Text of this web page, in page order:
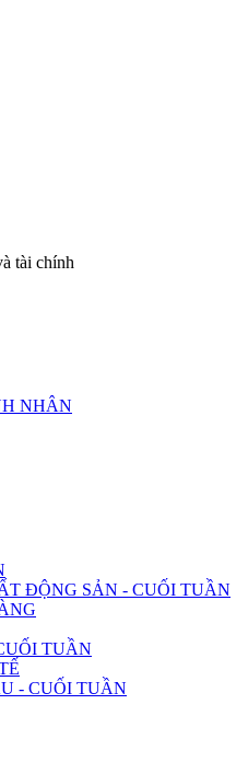
tài chính
NHÂN
ĐỘNG SẢN - CUỐI TUẦN
TUẦN
- CUỐI TUẦN